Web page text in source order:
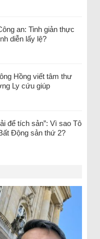
an: Tinh giản thực
diễn lấy lệ?
Hồng viết tâm thư
Ly cứu giúp
để tích sản”: Vì sao Tô
Động sản thứ 2?